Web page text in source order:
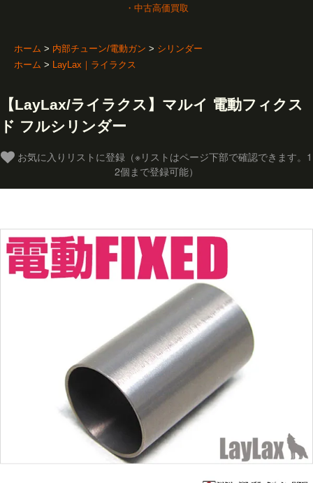
・中古高価買取
ホーム > 内部チューン/電動ガン > シリンダー
ホーム > LayLax｜ライラクス
【LayLax/ライラクス】マルイ 電動フィクス
ド フルシリンダー
2個まで登録可能）